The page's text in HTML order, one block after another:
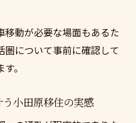
移動が必要な場面もあるた
について事前に確認して
。
小田原移住の実感